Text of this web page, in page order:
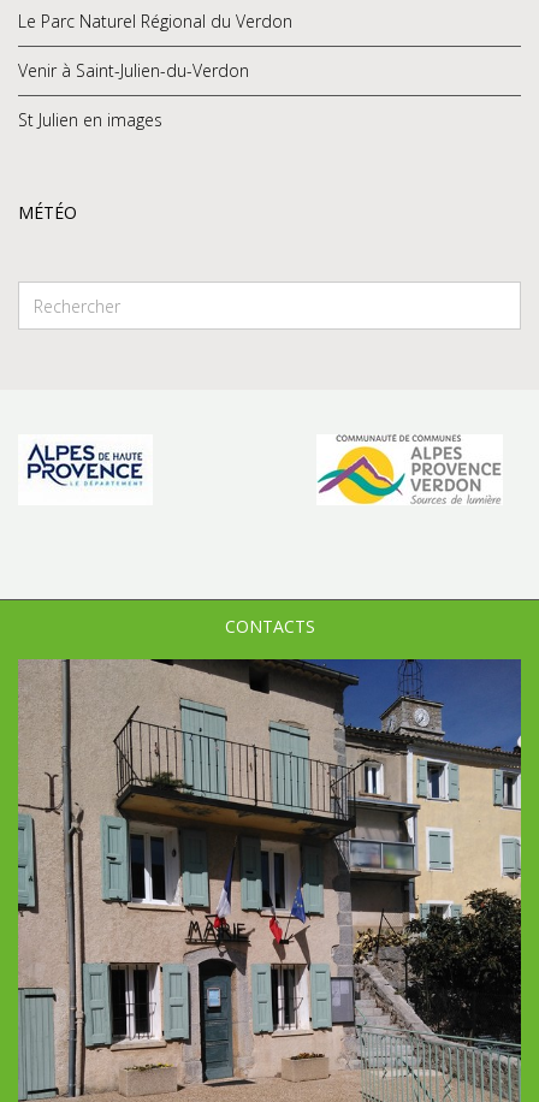
Le Parc Naturel Régional du Verdon
Venir à Saint-Julien-du-Verdon
St Julien en images
MÉTÉO
CONTACTS